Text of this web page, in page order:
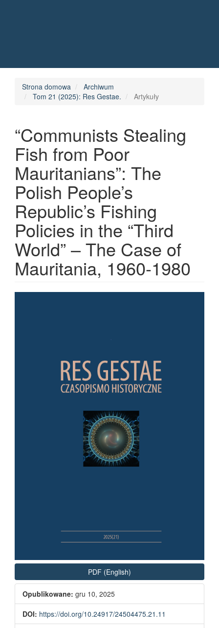
Main Content
Strona domowa
Archiwum
Tom 21 (2025): Res Gestae.
Artykuły
“Communists Stealing
Fish from Poor
Mauritanians”: The
Polish People’s
Republic’s Fishing
Policies in the “Third
World” – The Case of
Mauritania, 1960-1980
PDF (English)
Opublikowane: gru 10, 2025
DOI: https://doi.org/10.24917/24504475.21.11